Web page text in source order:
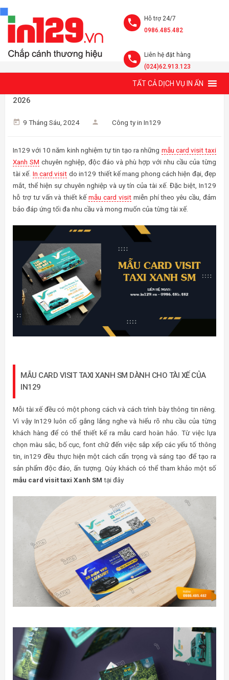
Hỗ trợ 24/7
0986.485.482
Liên hệ đặt hàng
(024)62.913.123
TẤT CẢ DỊCH VỤ IN ẤN
10 MẪU CARD VISIT TAXI XANH SM ĐẸP, CHUYÊN NGHIỆP
2026
9 Tháng Sáu, 2024 Công ty in In129
In129 với 10 năm kinh nghiệm tự tin tạo ra những mẫu card visit taxi
Xanh SM chuyên nghiệp, độc đáo và phù hợp với nhu cầu của từng
tài xế. In card visit do in129 thiết kế mang phong cách hiện đại, đẹp
mắt, thể hiện sự chuyên nghiệp và uy tín của tài xế. Đặc biệt, In129
hỗ trợ tư vấn và thiết kếmẫu card visitmiễn phí theo yêu cầu, đảm
bảo đáp ứng tối đa nhu cầu và mong muốn của từng tài xế.
MẪU CARD VISIT TAXI XANH SM DÀNH CHO TÀI XẾ CỦA
IN129
Mỗi tài xế đều có một phong cách và cách trình bày thông tin riêng.
Vì vậy In129 luôn cố gắng lắng nghe và hiểu rõ nhu cầu của từng
khách hàng để có thể thiết kế ra mẫu card hoàn hảo. Từ việc lựa
chọn màu sắc, bố cục, font chữ đến việc sắp xếp các yếu tố thông
tin, in129 đều thực hiện một cách cẩn trọng và sáng tạo để tạo ra
sản phẩm độc đáo, ấn tượng. Qúy khách có thể tham khảo một số
mẫu card visit taxi Xanh SM tại đây